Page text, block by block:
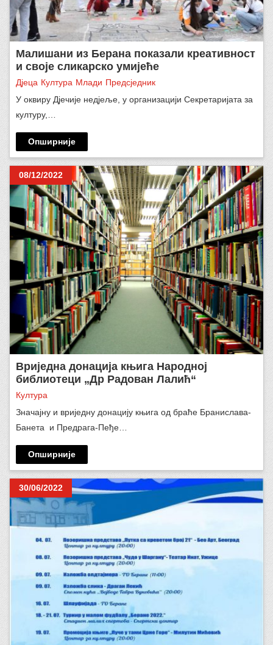
Малишани из Берана показали креативност
и своје сликарско умијеће
Дјеца Култура Млади Предсједник
У оквиру Дјечије недјеље, у организацији Секретаријата за
културу,…
Опширније
08/12/2022
Вриједна донација књига Народнoj
библиотеци „Др Радован Лалић“
Култура
Значајну и вриједну донацију књига од браће Бранислава-
Банета и Предрага-Пеђе…
Опширније
30/06/2022